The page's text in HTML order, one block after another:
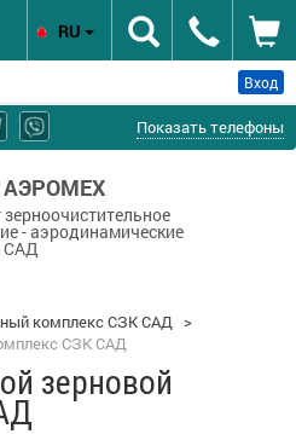
Вход
Показать телефоны
- аэродинамические
САД
RU
комплекс СЗК САД
>
СЗК САД
зерновой